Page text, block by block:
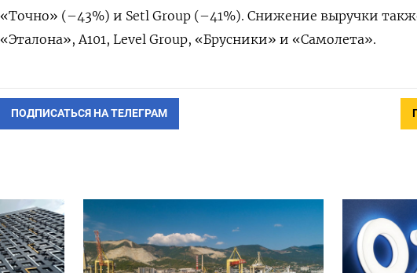
«Точно» (–43%) и Setl Group (–41%). Снижение выручки
«Эталона», А101, Level Group, «Брусники» и «Самолета».
ПОДПИСАТЬСЯ НА ТЕЛЕГРАМ